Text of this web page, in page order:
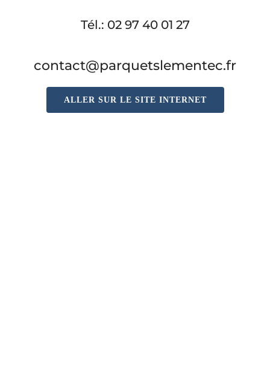
Tél.: 02 97 40 01 27
contact@parquetslementec.fr
ALLER SUR LE SITE INTERNET